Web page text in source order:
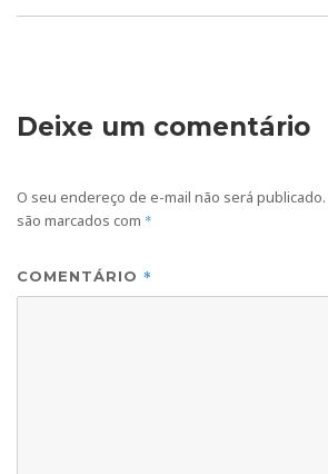
Deixe um comentário
O seu endereço de e-mail não será publicado.
são marcados com *
COMENTÁRIO *